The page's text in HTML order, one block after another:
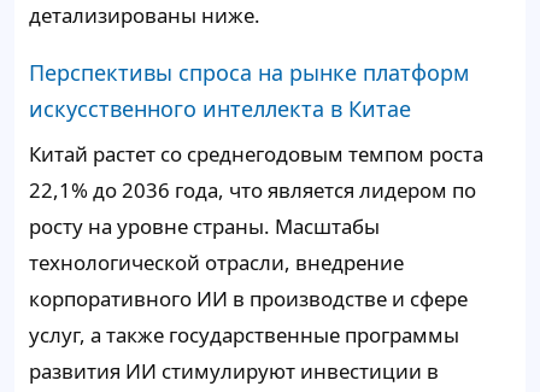
детализированы ниже.
Перспективы спроса на рынке платформ
искусственного интеллекта в Китае
Китай растет со среднегодовым темпом роста
22,1% до 2036 года, что является лидером по
росту на уровне страны. Масштабы
технологической отрасли, внедрение
корпоративного ИИ в производстве и сфере
услуг, а также государственные программы
развития ИИ стимулируют инвестиции в